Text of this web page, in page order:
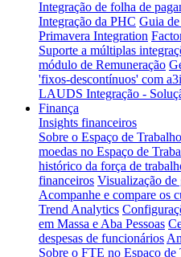
Integração de folha de
Integração da PHC Guia
Primavera Integration
Suporte a múltiplas
módulo de Remuneração
'fixos-descontínuos' com
LAUDS Integração -
Finança
Insights financeiros
Sobre o Espaço de
moedas no Espaço de
histórico da força de
financeiros Visualização de
Acompanhe e compare os
Trend Analytics
em Massa e Aba Pessoas
despesas de funcionários
Sobre o FTE no Espaço